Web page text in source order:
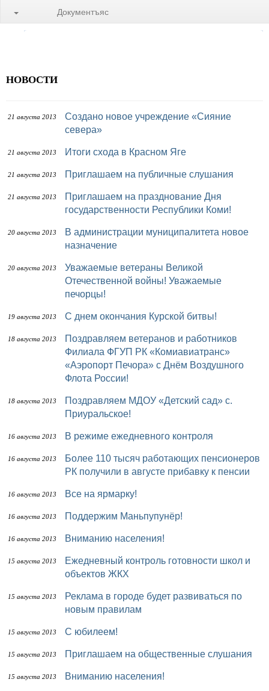
Документъяс
НОВОСТИ
21 августа 2013
Создано новое учреждение «Сияние
севера»
21 августа 2013 Итоги схода в Красном Яге
21 августа 2013 Приглашаем на публичные слушания
21 августа 2013
Приглашаем на празднование Дня
государственности Республики Коми!
20 августа 2013
В администрации муниципалитета новое
назначение
20 августа 2013
Уважаемые ветераны Великой
Отечественной войны! Уважаемые
печорцы!
19 августа 2013 С днем окончания Курской битвы!
18 августа 2013
Поздравляем ветеранов и работников
Филиала ФГУП РК «Комиавиатранс»
«Аэропорт Печора» с Днём Воздушного
Флота России!
18 августа 2013
Поздравляем МДОУ «Детский сад» с.
Приуральское!
16 августа 2013 В режиме ежедневного контроля
16 августа 2013
Более 110 тысяч работающих пенсионеров
РК получили в августе прибавку к пенсии
16 августа 2013 Все на ярмарку!
16 августа 2013 Поддержим Маньпупунёр!
16 августа 2013 Вниманию населения!
15 августа 2013
Ежедневный контроль готовности школ и
объектов ЖКХ
15 августа 2013
Реклама в городе будет развиваться по
новым правилам
15 августа 2013 С юбилеем!
15 августа 2013 Приглашаем на общественные слушания
15 августа 2013 Вниманию населения!